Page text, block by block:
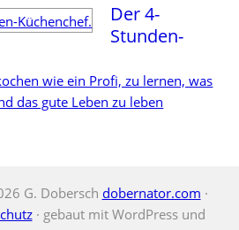
Der 4-
Stunden-
wie ein Profi, zu lernen, was
das gute Leben zu leben
G. Dobersch dobernator.com ·
· gebaut mit WordPress und